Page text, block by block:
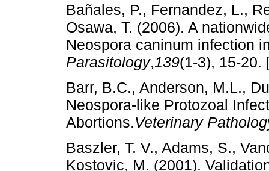
Bañales, P., Fernandez, L.,
Osawa, T. (2006). A
Neospora caninum infection
Parasitology,139(1-3), 15-20.
Barr, B.C., Anderson, M.L.,
Neospora-like Protozoal
Abortions.Veterinary
Baszler, T. V., Adams, S.,
Kostovic, M. (2001).